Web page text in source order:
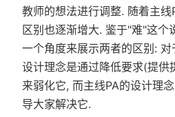
教师的想法进行调整. 随着主线
区别也逐渐增大. 鉴于"难"这个
一个角度来展示两者的区别:
设计理念是通过降低要求(提供
来弱化它, 而主线PA的设计理
导大家解决它.